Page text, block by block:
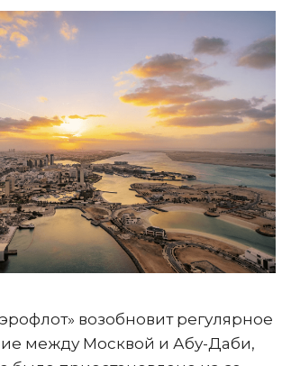
возобновит регулярное
между Москвой и Абу-Даби,